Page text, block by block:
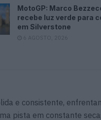
MotoGP: Marco
recebe luz verde para
em Silverstone
6 AGOSTO, 2026
e consistente,
pista em constante